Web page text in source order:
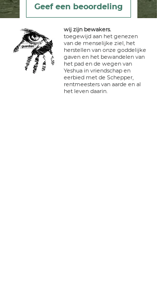
Geef een beoordeling
wij zijn bewakers.
toegewijd aan het genezen
van de menselijke ziel, het
herstellen van onze goddelijke
gaven en het bewandelen van
het pad en de wegen van
Yeshua in vriendschap en
eerbied met de Schepper,
rentmeesters van aarde en al
het leven daarin.